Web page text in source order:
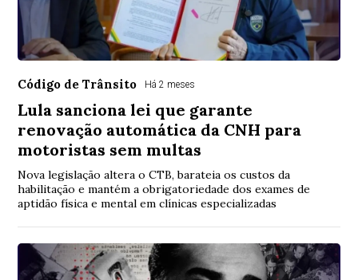
Código de Trânsito Há 2 meses
Lula sanciona lei que garante
renovação automática da CNH para
motoristas sem multas
Nova legislação altera o CTB, barateia os custos da
habilitação e mantém a obrigatoriedade dos exames de
aptidão física e mental em clínicas especializadas